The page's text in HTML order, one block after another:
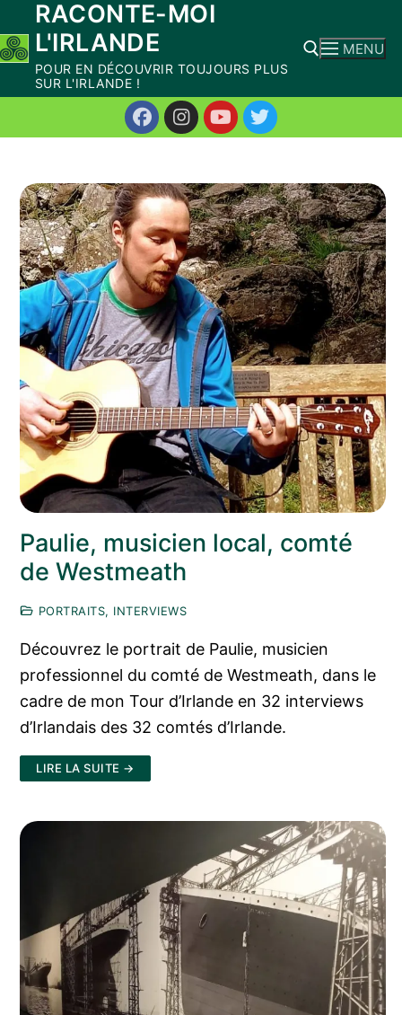
au
contenu
RACONTE-MOI
L'IRLANDE
POUR EN DÉCOUVRIR TOUJOURS PLUS
SUR L'IRLANDE !
Rechercher :
MENU
Paulie, musicien local, comté
de Westmeath
PORTRAITS, INTERVIEWS
Découvrez le portrait de Paulie, musicien
professionnel du comté de Westmeath, dans le
cadre de mon Tour d’Irlande en 32 interviews
d’Irlandais des 32 comtés d’Irlande.
LIRE LA SUITE →